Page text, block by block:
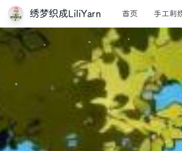
绣梦织成LiliYarn 首页 手工刺